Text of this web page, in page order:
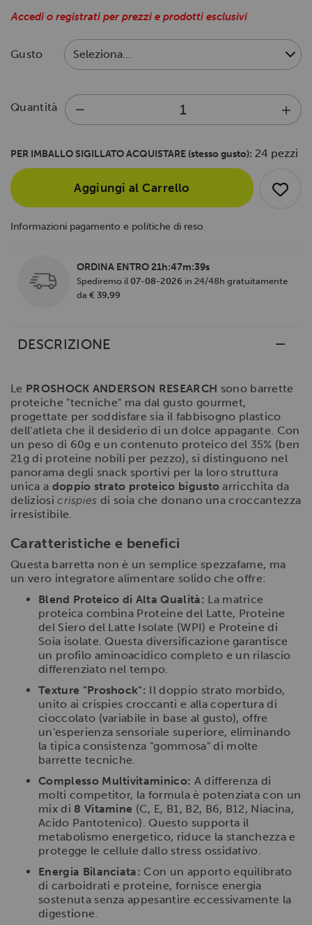
Accedi o registrati per prezzi e prodotti esclusivi
Gusto
Quantità
PER IMBALLO SIGILLATO ACQUISTARE (stesso gusto): 24 pezzi
Aggiungi al Carrello
Informazioni pagamento e politiche di reso
ORDINA ENTRO21h:47m:39s
Spediremo il 07-08-2026 in 24/48h gratuitamente
da € 39,99
DESCRIZIONE
Le PROSHOCK ANDERSON RESEARCH sono barrette
proteiche "tecniche" ma dal gusto gourmet,
progettate per soddisfare sia il fabbisogno plastico
dell'atleta che il desiderio di un dolce appagante. Con
un peso di 60g e un contenuto proteico del 35% (ben
21g di proteine nobili per pezzo), si distinguono nel
panorama degli snack sportivi per la loro struttura
unica a doppio strato proteico bigusto arricchita da
deliziosicrispies di soia che donano una croccantezza
irresistibile.
Caratteristiche e benefici
Questa barretta non è un semplice spezzafame, ma
un vero integratore alimentare solido che offre:
Blend Proteico di Alta Qualità: La matrice
proteica combina Proteine del Latte, Proteine
del Siero del Latte Isolate (WPI) e Proteine di
Soia isolate. Questa diversificazione garantisce
un profilo aminoacidico completo e un rilascio
differenziato nel tempo.
Texture "Proshock": Il doppio strato morbido,
unito ai crispies croccanti e alla copertura di
cioccolato (variabile in base al gusto), offre
un'esperienza sensoriale superiore, eliminando
la tipica consistenza "gommosa" di molte
barrette tecniche.
Complesso Multivitaminico: A differenza di
molti competitor, la formula è potenziata con un
mix di 8 Vitamine (C, E, B1, B2, B6, B12, Niacina,
Acido Pantotenico). Questo supporta il
metabolismo energetico, riduce la stanchezza e
protegge le cellule dallo stress ossidativo.
Energia Bilanciata: Con un apporto equilibrato
di carboidrati e proteine, fornisce energia
sostenuta senza appesantire eccessivamente la
digestione.